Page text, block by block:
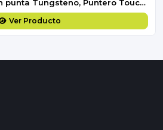
Lápiz de Bamboo con punta Tungsteno, Puntero Touch-Screen y regla de medir
Ver Producto